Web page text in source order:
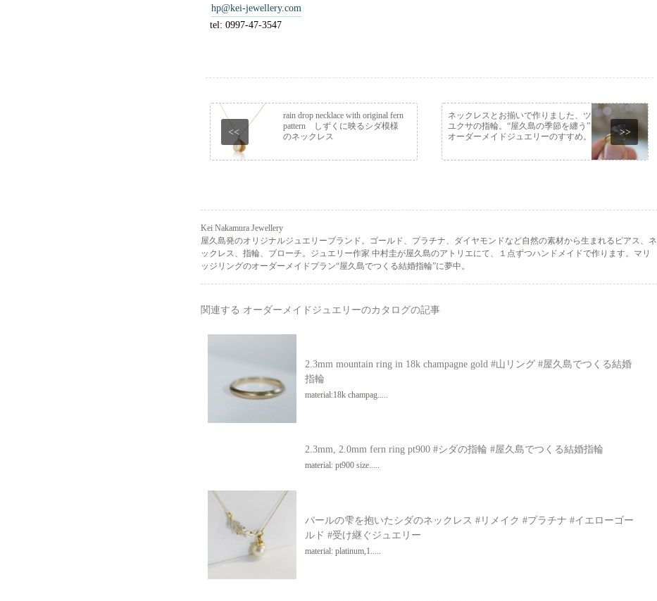
hp@kei-jewellery.com
tel: 0997-47-3547
<<
rain drop necklace with original fern
pattern しずくに映るシダ模様
のネックレス
>>
ネックレスとお揃いで作りました、ツ
ユクサの指輪。“屋久島の季節を纏う”
オーダーメイドジュエリーのすすめ。
Kei Nakamura Jewellery
屋久島発のオリジナルジュエリーブランド。ゴールド、プラチナ、ダイヤモンドなど自然の素材から生まれるピアス、ネ
ックレス、指輪、ブローチ。ジュエリー作家 中村圭が屋久島のアトリエにて、１点ずつハンドメイドで作ります。マリ
ッジリングのオーダーメイドプラン“屋久島でつくる結婚指輪”に夢中。
関連する オーダーメイドジュエリーのカタログの記事
2.3mm mountain ring in 18k champagne gold #山リング #屋久島でつくる結婚
指輪
material:18k champag.....
2.3mm, 2.0mm fern ring pt900 #シダの指輪 #屋久島でつくる結婚指輪
material: pt900 size.....
パールの雫を抱いたシダのネックレス #リメイク #プラチナ #イエローゴー
ルド #受け継ぐジュエリー
material: platinum,1.....